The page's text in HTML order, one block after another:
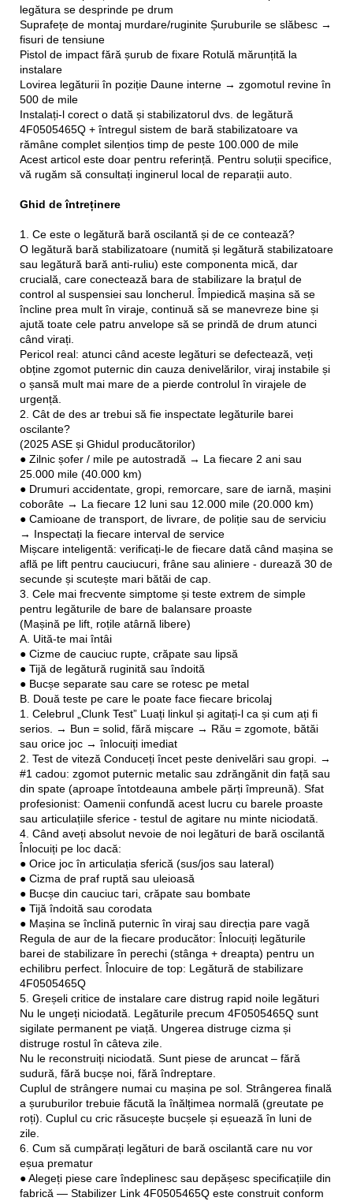
legătura se desprinde pe drum
Suprafețe de montaj murdare/ruginite Șuruburile se slăbesc →
fisuri de tensiune
Pistol de impact fără șurub de fixare Rotulă mărunțită la
instalare
Lovirea legăturii în poziție Daune interne → zgomotul revine în
500 de mile
Instalați-l corect o dată și stabilizatorul dvs. de legătură
4F0505465Q + întregul sistem de bară stabilizatoare va
rămâne complet silențios timp de peste 100.000 de mile
Acest articol este doar pentru referință. Pentru soluții specifice,
vă rugăm să consultați inginerul local de reparații auto.
Ghid de întreținere
1. Ce este o legătură bară oscilantă și de ce contează?
O legătură bară stabilizatoare (numită și legătură stabilizatoare
sau legătură bară anti-ruliu) este componenta mică, dar
crucială, care conectează bara de stabilizare la brațul de
control al suspensiei sau loncherul. Împiedică mașina să se
încline prea mult în viraje, continuă să se manevreze bine și
ajută toate cele patru anvelope să se prindă de drum atunci
când virați.
Pericol real: atunci când aceste legături se defectează, veți
obține zgomot puternic din cauza denivelărilor, viraj instabile și
o șansă mult mai mare de a pierde controlul în virajele de
urgență.
2. Cât de des ar trebui să fie inspectate legăturile barei
oscilante?
(2025 ASE și Ghidul producătorilor)
● Zilnic șofer / mile pe autostradă → La fiecare 2 ani sau
25.000 mile (40.000 km)
● Drumuri accidentate, gropi, remorcare, sare de iarnă, mașini
coborâte → La fiecare 12 luni sau 12.000 mile (20.000 km)
● Camioane de transport, de livrare, de poliție sau de serviciu
→ Inspectați la fiecare interval de service
Mișcare inteligentă: verificați-le de fiecare dată când mașina se
află pe lift pentru cauciucuri, frâne sau aliniere - durează 30 de
secunde și scutește mari bătăi de cap.
3. Cele mai frecvente simptome și teste extrem de simple
pentru legăturile de bare de balansare proaste
(Mașină pe lift, roțile atârnă libere)
A. Uită-te mai întâi
● Cizme de cauciuc rupte, crăpate sau lipsă
● Tijă de legătură ruginită sau îndoită
● Bucșe separate sau care se rotesc pe metal
B. Două teste pe care le poate face fiecare bricolaj
1. Celebrul „Clunk Test” Luați linkul și agitați-l ca și cum ați fi
serios. → Bun = solid, fără mișcare → Rău = zgomote, bătăi
sau orice joc → înlocuiți imediat
2. Test de viteză Conduceți încet peste denivelări sau gropi. →
#1 cadou: zgomot puternic metalic sau zdrăngănit din față sau
din spate (aproape întotdeauna ambele părți împreună). Sfat
profesionist: Oamenii confundă acest lucru cu barele proaste
sau articulațiile sferice - testul de agitare nu minte niciodată.
4. Când aveți absolut nevoie de noi legături de bară oscilantă
Înlocuiți pe loc dacă:
● Orice joc în articulația sferică (sus/jos sau lateral)
● Cizma de praf ruptă sau uleioasă
● Bucșe din cauciuc tari, crăpate sau bombate
● Tijă îndoită sau corodata
● Mașina se înclină puternic în viraj sau direcția pare vagă
Regula de aur de la fiecare producător: Înlocuiți legăturile
barei de stabilizare în perechi (stânga + dreapta) pentru un
echilibru perfect. Înlocuire de top: Legătură de stabilizare
4F0505465Q
5. Greșeli critice de instalare care distrug rapid noile legături
Nu le ungeți niciodată. Legăturile precum 4F0505465Q sunt
sigilate permanent pe viață. Ungerea distruge cizma și
distruge rostul în câteva zile.
Nu le reconstruiți niciodată. Sunt piese de aruncat – fără
sudură, fără bucșe noi, fără îndreptare.
Cuplul de strângere numai cu mașina pe sol. Strângerea finală
a șuruburilor trebuie făcută la înălțimea normală (greutate pe
roți). Cuplul cu cric răsucește bucșele și eșuează în luni de
zile.
6. Cum să cumpărați legături de bară oscilantă care nu vor
eșua prematur
● Alegeți piese care îndeplinesc sau depășesc specificațiile din
fabrică — Stabilizer Link 4F0505465Q este construit conform